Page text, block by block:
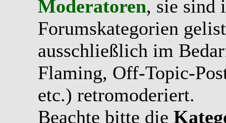
Moderatoren, sie sind
Forumskategorien
ausschließlich im
Flaming, Off-Topic-
etc.) retromoderiert.
Beachte bitte die